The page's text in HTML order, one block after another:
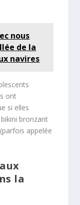
nous
de la
navires
ont
si elles
bronzant
appelée
la